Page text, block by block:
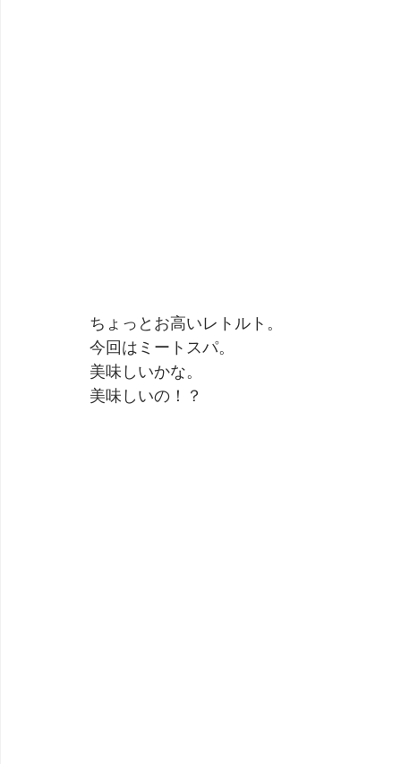
ちょっとお高いレトルト。
今回はミートスパ。
美味しいかな。
美味しいの！？